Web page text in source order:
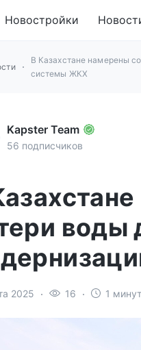
Новостройки
В Казахстане намерены
системы ЖКХ
Kapster Team
56 подписчиков
воды
2025 16 1